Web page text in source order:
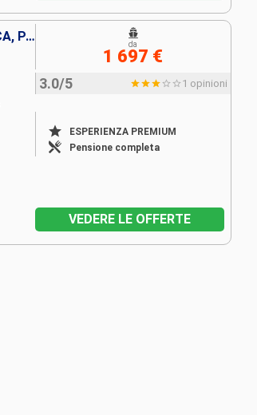
STATI UNITI, MESSICO, GUATEMALA, COSTA RICA, PANAMA, ARUBA
3.0/5 1 opinioni
ESPERIENZA PREMIUM
Pensione completa
da
1 697 €
VEDERE LE OFFERTE